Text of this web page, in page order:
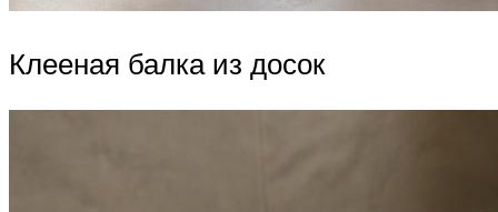
Клееная балка из досок